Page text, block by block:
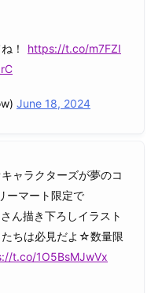
！
https://t.co/m7FZI
June 18, 2024
ャラクターズが夢のコ
ーマート限定で
ん描き下ろしイラスト
たちは必見だよ☆数量限
t.co/1O5BsMJwVx